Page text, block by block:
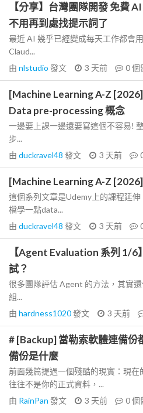
【分享】台灣團隊開發 免費
不用再到處找提示詞了
最近 AI 幾乎已經變成每天工作都會
Claud...
由 nlstudio 發文 3 天前 0個
[Machine Learning A-Z
Data pre-processing 概念
一邊要上課一邊還要寫這個不容易!
步...
由 duckravel48 發文 3 天前
[Machine Learning A-Z
這個系列文章是Udemy上的課程延
檔學一點data...
由 duckravel48 發文 3 天前
【Agent Evaluation 系列 1/6
試？
很多團隊評估 Agent 的方法，其實
組...
由 hardness1020發文 3 天前
# [Backup] 當勒索軟體連備份
備份是什麼
前面幾篇提過一個殘酷的現實：現
往往不是你的正式資料，...
由 RainPan 發文 3 天前 0個